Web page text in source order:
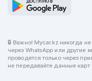
🔒 Важно! Mycar.kz никогда
через WhatsApp или
проводятся только через
не передавайте данные